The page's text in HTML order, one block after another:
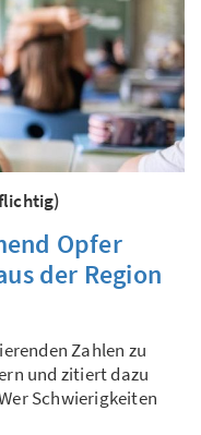
Opfer
der Region
Zahlen zu
und zitiert dazu
Schwierigkeiten